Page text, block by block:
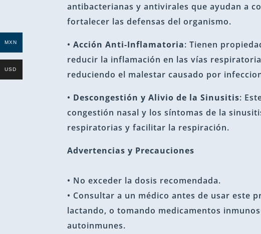
antibacterianas y antivirales que ayudan a
fortalecer las defensas del organismo.
•Acción Anti-Inflamatoria: Tienen
reducir la inflamación en las vías
reduciendo el malestar causado por
• Descongestión y Alivio de la Sinusitis:
congestión nasal y los síntomas de la
respiratorias y facilitar la respiración.
Advertencias y Precauciones
• No exceder la dosis recomendada.
• Consultar a un médico antes de usar este
lactando, o tomando medicamentos
autoinmunes.
MXN
USD